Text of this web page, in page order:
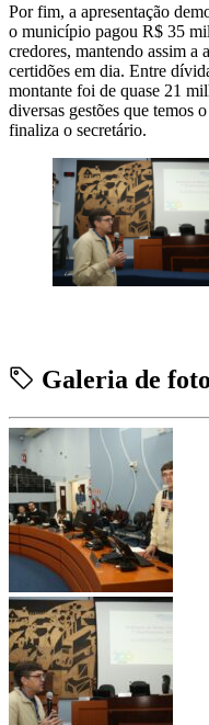
Por fim, a apresentação
o município pagou R$ 35
credores, mantendo assim a
certidões em dia. Entre
montante foi de quase 21
diversas gestões que temos
finaliza o secretário.
Galeria de